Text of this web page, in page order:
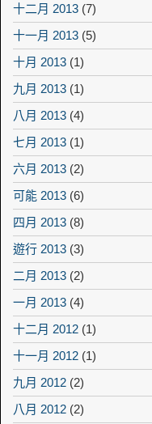
十二月 2013 (7)
十一月 2013 (5)
十月 2013 (1)
九月 2013 (1)
八月 2013 (4)
七月 2013 (1)
六月 2013 (2)
可能 2013 (6)
四月 2013 (8)
遊行 2013 (3)
二月 2013 (2)
一月 2013 (4)
十二月 2012 (1)
十一月 2012 (1)
九月 2012 (2)
八月 2012 (2)